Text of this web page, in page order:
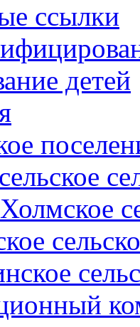
ссылки
детей